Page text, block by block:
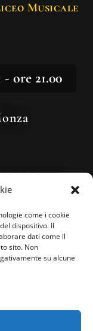
come i cookie
dispositivo. Il
dati come il
sito. Non
su alcune
Musicale
ore 21.00
Musicale
di Studio
21.00